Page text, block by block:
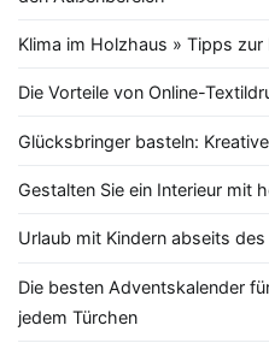
Klima im Holzhaus » Tipps zur
Die Vorteile von Online-
Glücksbringer basteln:
Gestalten Sie ein Interieur mit
Urlaub mit Kindern abseits
Die besten Adventskalender
jedem Türchen